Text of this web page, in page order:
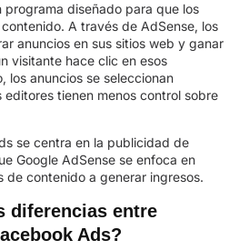
programa diseñado para que los
A través de AdSense, los
anuncios en sus sitios web y ganar
visitante hace clic en esos
los anuncios se seleccionan
tienen menos control sobre
se centra en la publicidad de
Google AdSense se enfoca en
de contenido a generar ingresos.
diferencias entre
Ads?